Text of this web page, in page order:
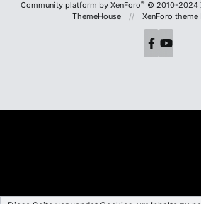
Community platform by XenForo® © 2010-2024
ThemeHouse
XenForo theme